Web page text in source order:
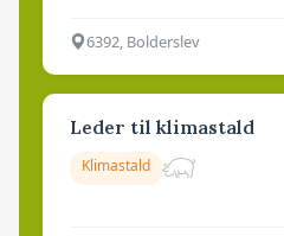
6392, Bolderslev
Leder til klimastald
Klimastald